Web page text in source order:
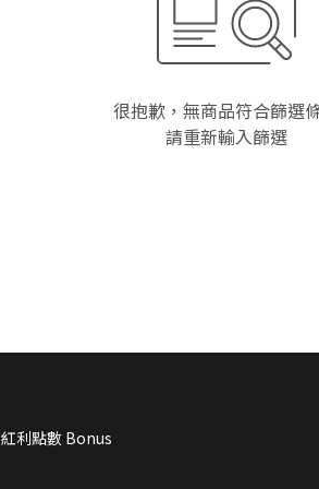
很抱歉，無商品符合篩選
請重新輸入篩選
紅利點數 Bonus